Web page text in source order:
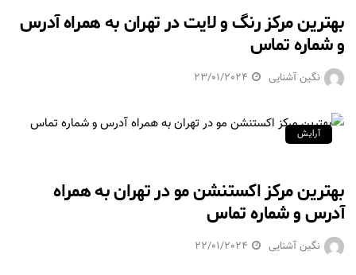
بهترین مرکز رنگ و لایت در تهران به همراه آدرس
و شماره تماس
نگین آشنایی 23/01/2024
آرایش
بهترین مرکز اکستنشن مو در تهران به همراه
آدرس و شماره تماس
نگین آشنایی 22/01/2024